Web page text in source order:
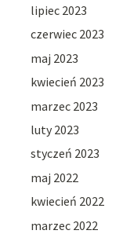
lipiec 2023
czerwiec 2023
maj 2023
kwiecień 2023
marzec 2023
luty 2023
styczeń 2023
maj 2022
kwiecień 2022
marzec 2022